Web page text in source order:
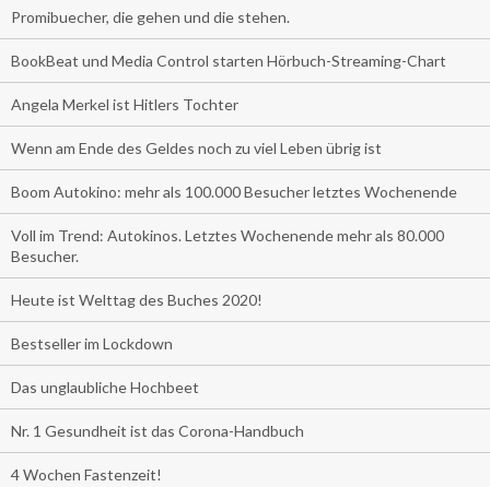
Promibuecher, die gehen und die stehen.
BookBeat und Media Control starten Hörbuch-Streaming-Chart
Angela Merkel ist Hitlers Tochter
Wenn am Ende des Geldes noch zu viel Leben übrig ist
Boom Autokino: mehr als 100.000 Besucher letztes Wochenende
Voll im Trend: Autokinos. Letztes Wochenende mehr als 80.000
Besucher.
Heute ist Welttag des Buches 2020!
Bestseller im Lockdown
Das unglaubliche Hochbeet
Nr. 1 Gesundheit ist das Corona-Handbuch
4 Wochen Fastenzeit!